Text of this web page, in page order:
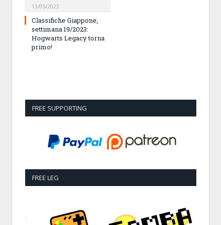
13/05/2023
Classifiche Giappone,
settimana 19/2023:
Hogwarts Legacy torna
primo!
FREE SUPPORTING
FREE LEG